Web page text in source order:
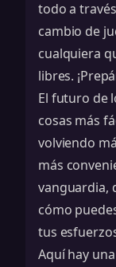
todo a
cambio de
cualquiera
libres.
El futuro de
cosas más
volviendo
más
vanguardia,
cómo
tus
Aquí hay